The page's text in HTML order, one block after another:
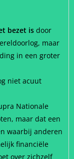
bezet is door
maar
in een groter
niet acuut
Nationale
maar dat een
waarbij anderen
financiële
over zichzelf